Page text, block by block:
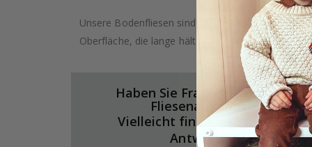
Unsere Bodenfliesen sind flexibel und einfach zu
Oberfläche, die lange hält – und können sogar
Haben Sie Fragen zu unseren
Fliesenaufkleber?
Vielleicht finden Sie hier die
Antworten.